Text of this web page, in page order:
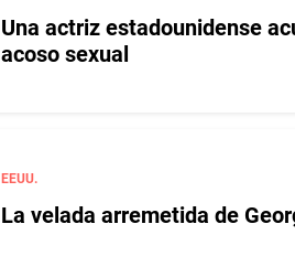
Una actriz estadounidense
acoso sexual
EEUU.
La velada arremetida de